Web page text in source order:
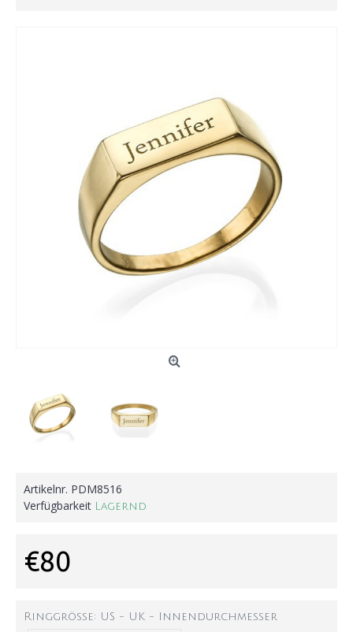
Artikelnr. PDM8516
Verfügbarkeit Lagernd
€80
Ringgröße: US - UK - Innendurchmesser